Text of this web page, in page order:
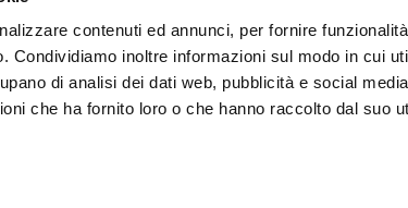
contenuti ed annunci, per fornire
Condividiamo inoltre informazioni sul modo in cui
di analisi dei dati web, pubblicità e social
che ha fornito loro o che hanno raccolto dal suo
sui social!